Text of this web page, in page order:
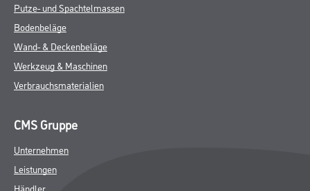
Putze- und Spachtelmassen
Bodenbeläge
Wand- & Deckenbeläge
Werkzeug & Maschinen
Verbrauchsmaterialien
CMS Gruppe
Unternehmen
Leistungen
Händler